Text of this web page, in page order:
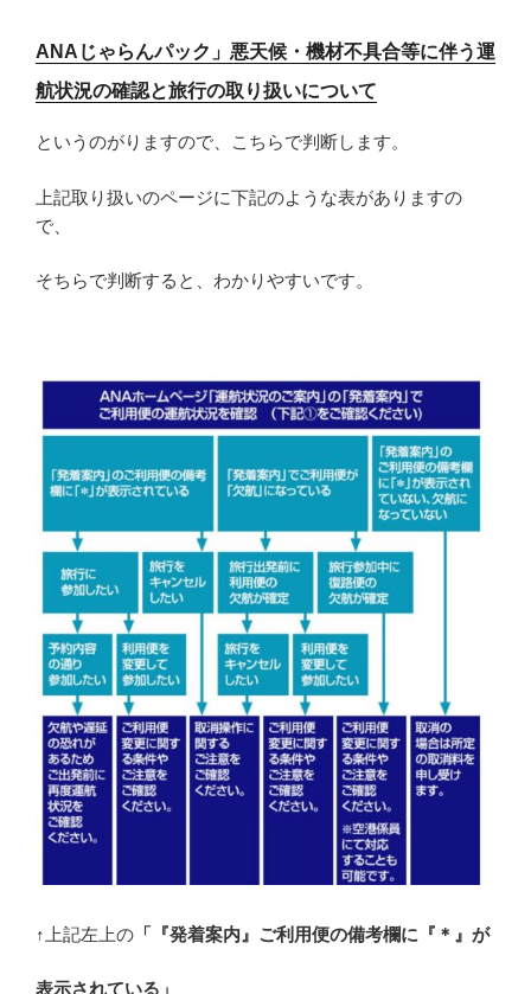
ANAじゃらんパック」悪天候・機材不具合等に伴う運
航状況の確認と旅行の取り扱いについて
というのがりますので、こちらで判断します。
上記取り扱いのページに下記のような表がありますの
で、
そちらで判断すると、わかりやすいです。
↑上記左上の 「『発着案内』ご利用便の備考欄に『＊』が
表示されている」